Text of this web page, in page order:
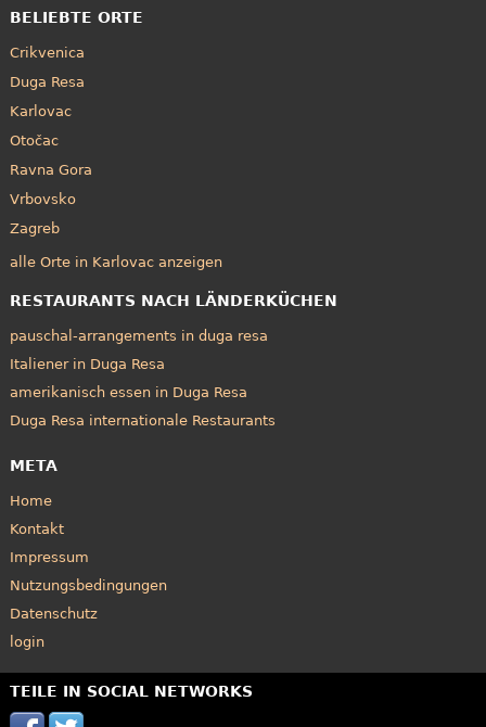
BELIEBTE ORTE
Crikvenica
Duga Resa
Karlovac
Otočac
Ravna Gora
Vrbovsko
Zagreb
alle Orte in Karlovac anzeigen
RESTAURANTS NACH LÄNDERKÜCHEN
pauschal-arrangements in duga resa
Italiener in Duga Resa
amerikanisch essen in Duga Resa
Duga Resa internationale Restaurants
META
Home
Kontakt
Impressum
Nutzungsbedingungen
Datenschutz
login
TEILE IN SOCIAL NETWORKS